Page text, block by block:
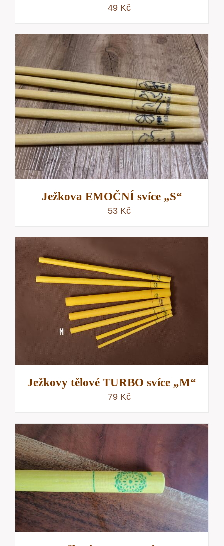
49 Kč
Ježkova EMOČNÍ svíce „S“
53 Kč
Ježkovy tělové TURBO svíce „M“
79 Kč